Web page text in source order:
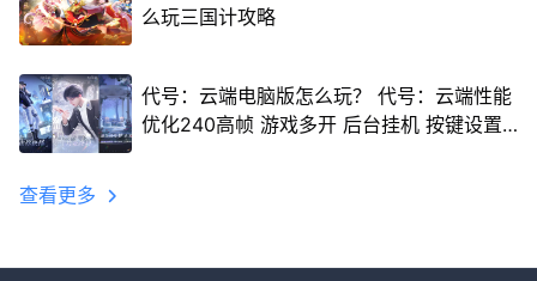
么玩三国计攻略
代号：云端电脑版怎么玩？ 代号：云端性能
优化240高帧 游戏多开 后台挂机 按键设置
查看更多